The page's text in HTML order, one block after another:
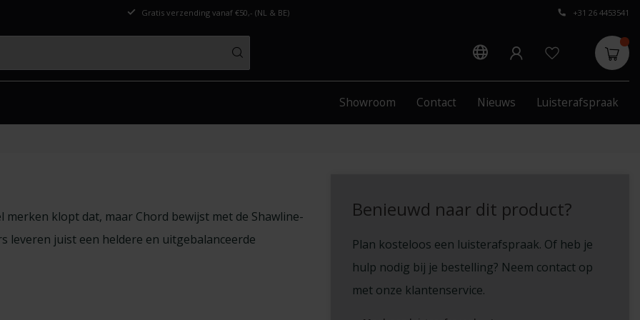
Gratis verzending vanaf €50,- (NL & BE) +31 26 4453541
Showroom Contact Nieuws Luisterafspraak
klopt dat, maar Chord bewijst met de Shawline-
leveren juist een heldere en uitgebalanceerde
Benieuwd naar dit product?
Plan kosteloos een luisterafspraak. Of heb je
hulp nodig bij je bestelling? Neem contact op
met onze klantenservice.